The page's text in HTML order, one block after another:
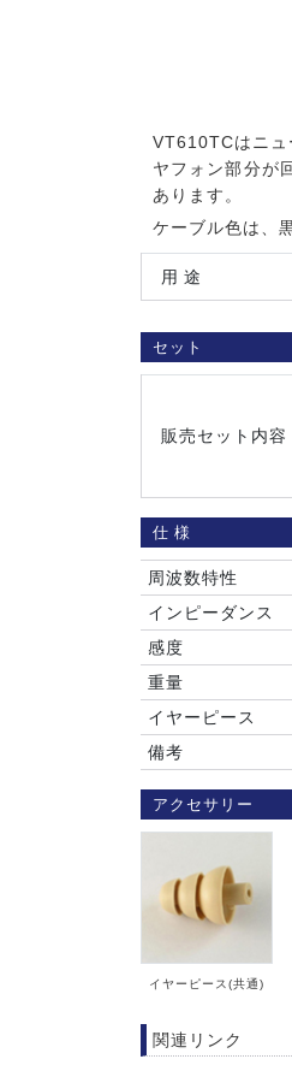
VT610TCはニュ
ヤフォン部分が
あります。
ケーブル色は、
用途
セット
販売セット内容
仕様
周波数特性
インピーダンス
感度
重量
イヤーピース
備考
アクセサリー
イヤーピース(共通)
関連リンク